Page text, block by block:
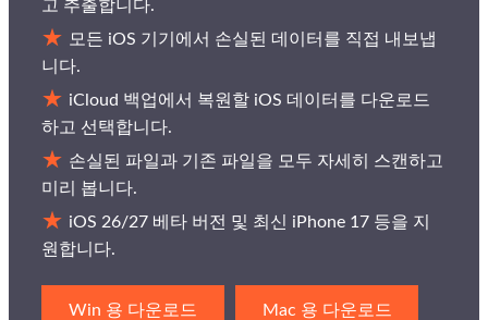
고 추출합니다.
모든 iOS 기기에서 손실된 데이터를 직접 내보냅
니다.
iCloud 백업에서 복원할 iOS 데이터를 다운로드
하고 선택합니다.
손실된 파일과 기존 파일을 모두 자세히 스캔하고
미리 봅니다.
iOS 26/27 베타 버전 및 최신 iPhone 17 등을 지
원합니다.
Win 용 다운로드 Mac 용 다운로드